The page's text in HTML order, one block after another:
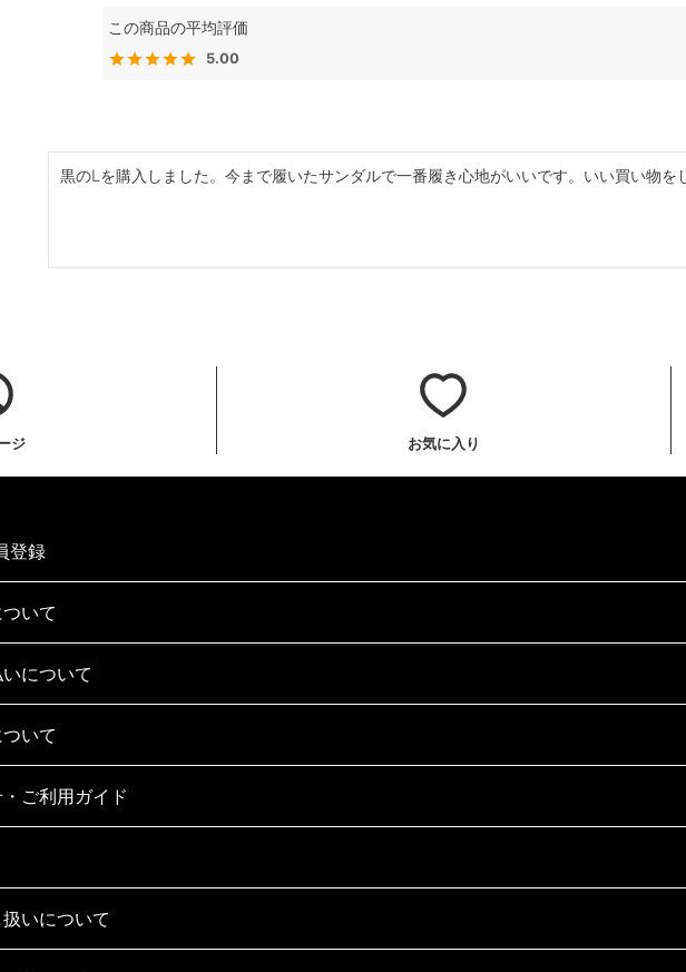
5.00
黒のLを購入しました。今まで履いたサンダルで一番履き心地がいいです。いい買い物
ジ お気に入り
登録
いて
について
いて
ご利用ガイド
いについて